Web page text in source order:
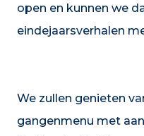
open en kunnen we
eindejaarsverhalen
We zullen genieten
gangenmenu met